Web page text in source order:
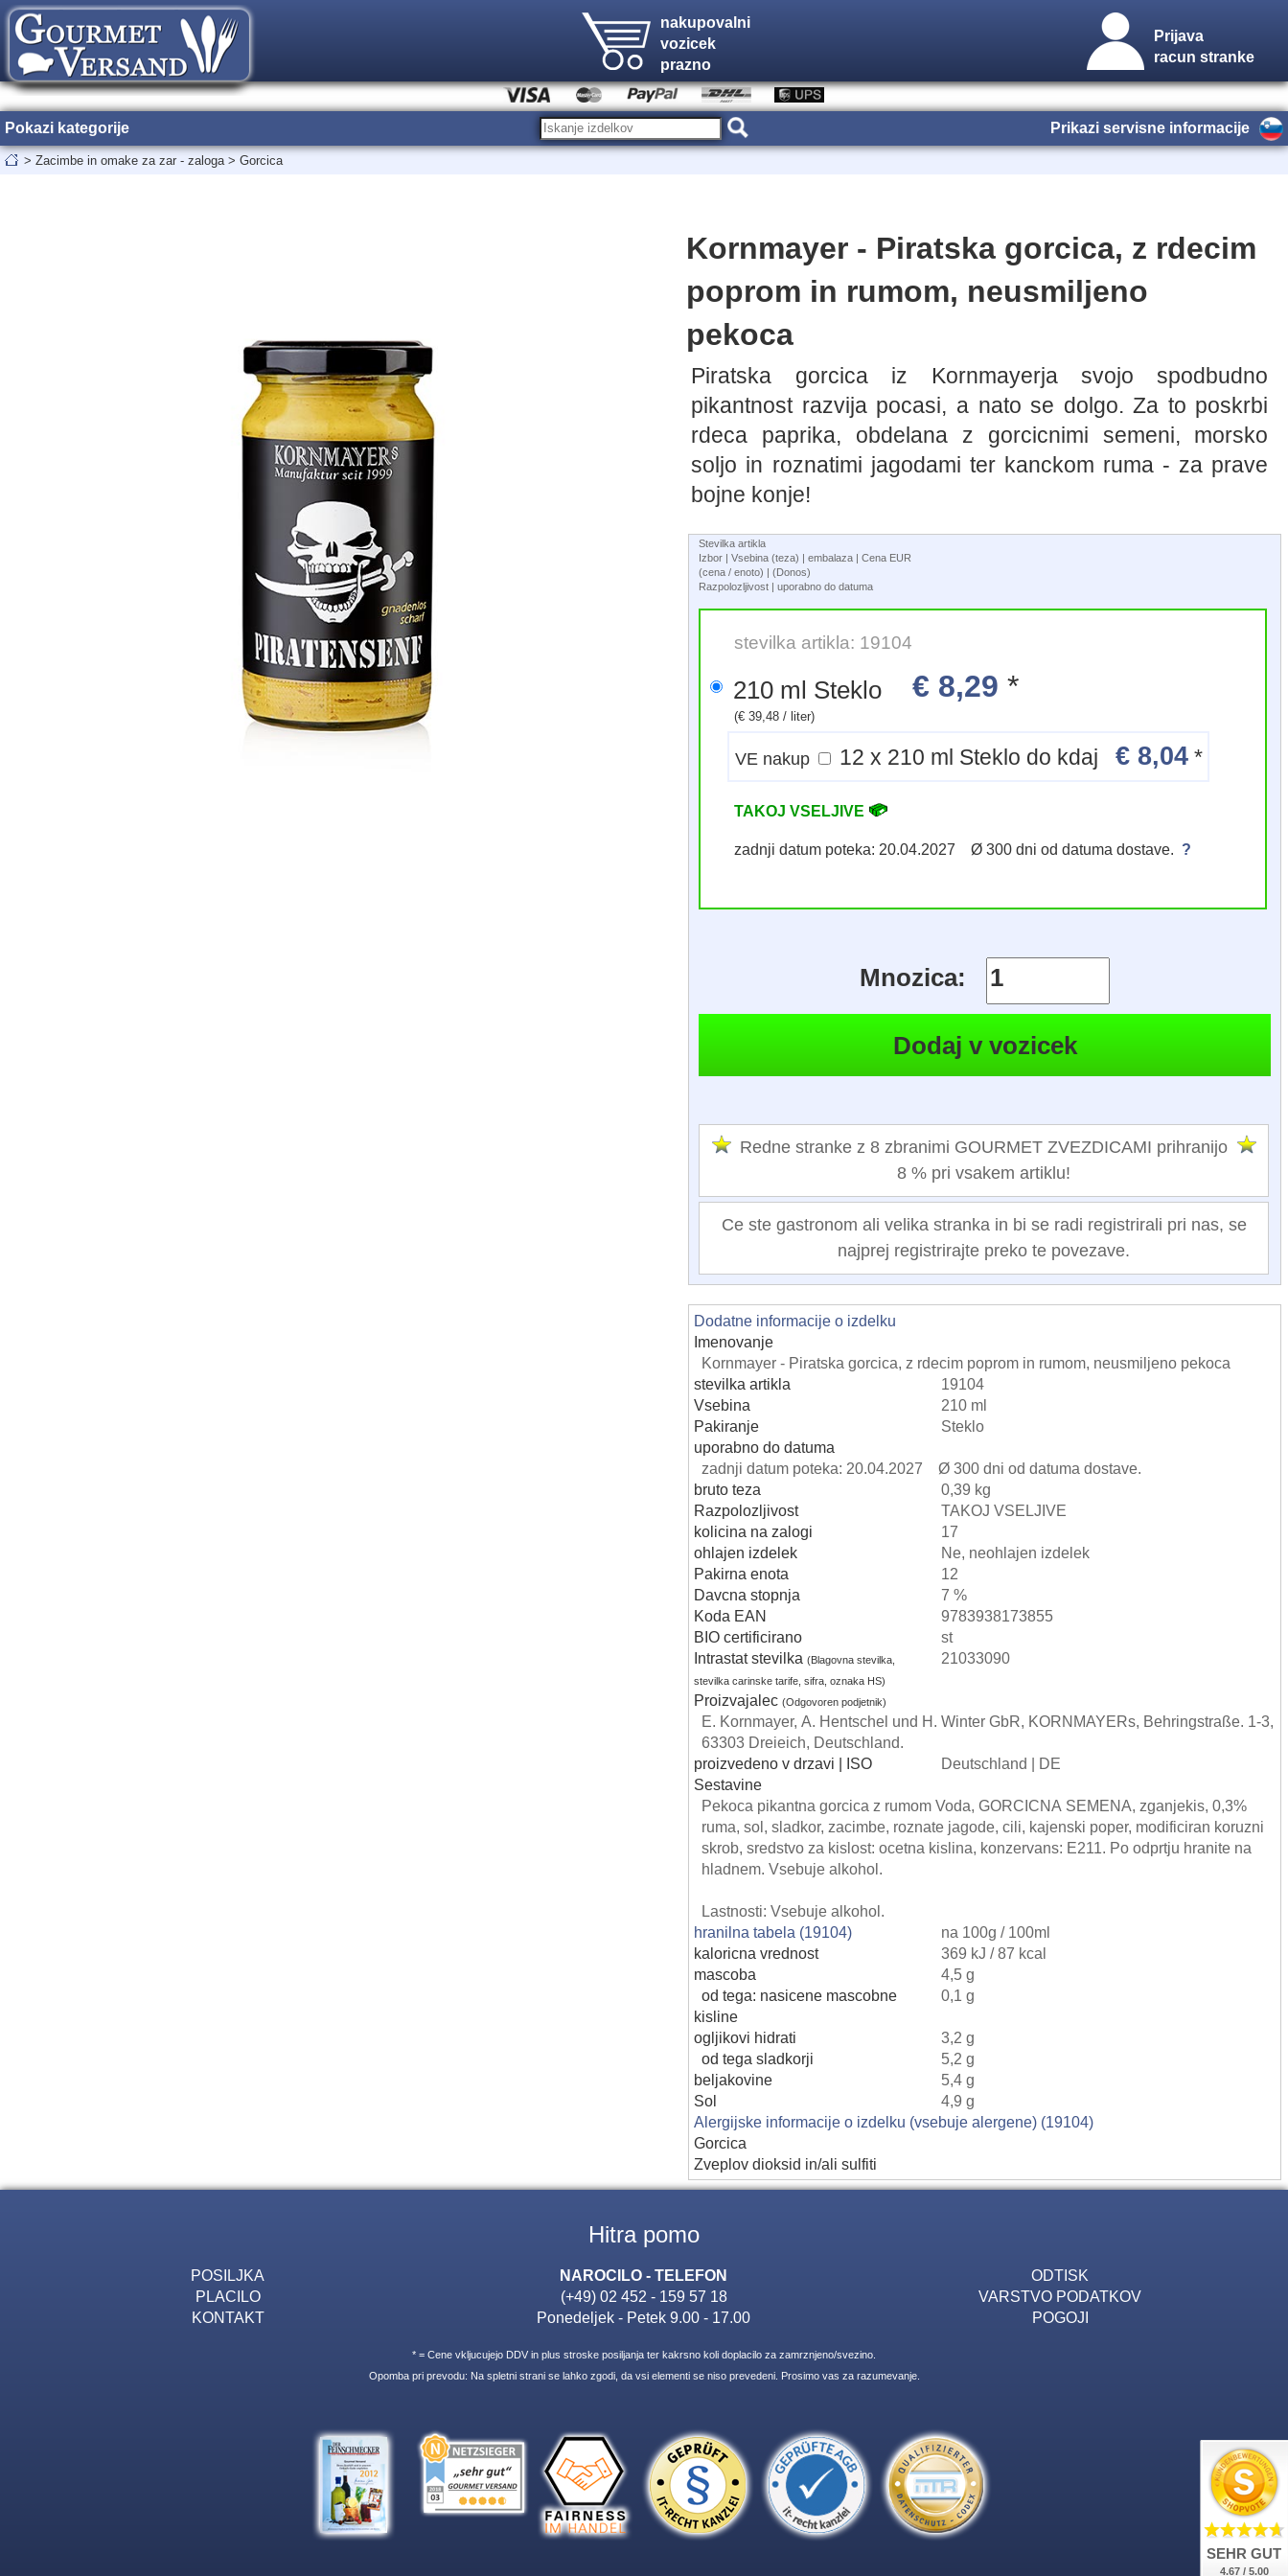
nakupovalni
vozicek
prazno
Prijava
racun stranke
Pokazi kategorije Prikazi servisne informacije
> Zacimbe in omake za zar - zaloga > Gorcica
Kornmayer - Piratska gorcica, z rdecim
poprom in rumom, neusmiljeno
pekoca
Piratska gorcica iz Kornmayerja svojo spodbudno
pikantnost razvija pocasi, a nato se dolgo. Za to poskrbi
rdeca paprika, obdelana z gorcicnimi semeni, morsko
soljo in roznatimi jagodami ter kanckom ruma - za prave
bojne konje!
Stevilka artikla
Izbor | Vsebina (teza) | embalaza | Cena EUR
(cena / enoto) | (Donos)
Razpolozljivost | uporabno do datuma
stevilka artikla: 19104
210 ml Steklo € 8,29 *
(€ 39,48 / liter)
VE nakup 12 x 210 ml Steklo do kdaj € 8,04*
TAKOJ VSELJIVE
zadnji datum poteka: 20.04.2027 Ø 300 dni od datuma dostave. ?
Mnozica:
Redne stranke z 8 zbranimi GOURMET ZVEZDICAMI prihranijo
8 % pri vsakem artiklu!
Ce ste gastronom ali velika stranka in bi se radi registrirali pri nas, se
najprej registrirajte preko te povezave.
Dodatne informacije o izdelku
Imenovanje
Kornmayer - Piratska gorcica, z rdecim poprom in rumom, neusmiljeno pekoca
stevilka artikla
19104
Vsebina
210 ml
Pakiranje
Steklo
uporabno do datuma
zadnji datum poteka: 20.04.2027 Ø 300 dni od datuma dostave.
bruto teza
0,39 kg
Razpolozljivost
TAKOJ VSELJIVE
kolicina na zalogi
17
ohlajen izdelek
Ne, neohlajen izdelek
Pakirna enota
12
Davcna stopnja
7 %
Koda EAN
9783938173855
BIO certificirano
st
Intrastat stevilka(Blagovna stevilka,
stevilka carinske tarife, sifra, oznaka HS)
21033090
Proizvajalec(Odgovoren podjetnik)
E. Kornmayer, A. Hentschel und H. Winter GbR, KORNMAYERs, Behringstraße. 1-3,
63303 Dreieich, Deutschland.
proizvedeno v drzavi | ISO
Deutschland | DE
Sestavine
Pekoca pikantna gorcica z rumom Voda, GORCICNA SEMENA, zganjekis, 0,3%
ruma, sol, sladkor, zacimbe, roznate jagode, cili, kajenski poper, modificiran koruzni
skrob, sredstvo za kislost: ocetna kislina, konzervans: E211. Po odprtju hranite na
hladnem. Vsebuje alkohol.
Lastnosti: Vsebuje alkohol.
hranilna tabela (19104)
na 100g / 100ml
kaloricna vrednost
369 kJ / 87 kcal
mascoba
4,5 g
od tega: nasicene mascobne
kisline
0,1 g
ogljikovi hidrati
3,2 g
od tega sladkorji
5,2 g
beljakovine
5,4 g
Sol
4,9 g
Alergijske informacije o izdelku (vsebuje alergene) (19104)
Gorcica
Zveplov dioksid in/ali sulfiti
Hitra pomo
POSILJKA
PLACILO
KONTAKT
NAROCILO - TELEFON
(+49) 02 452 - 159 57 18
Ponedeljek - Petek 9.00 - 17.00
ODTISK
VARSTVO PODATKOV
POGOJI
* = Cene vkljucujejo DDV in plus stroske posiljanja ter kakrsno koli doplacilo za zamrznjeno/svezino.
Opomba pri prevodu: Na spletni strani se lahko zgodi, da vsi elementi se niso prevedeni. Prosimo vas za razumevanje.
SEHR GUT
4.67 / 5.00